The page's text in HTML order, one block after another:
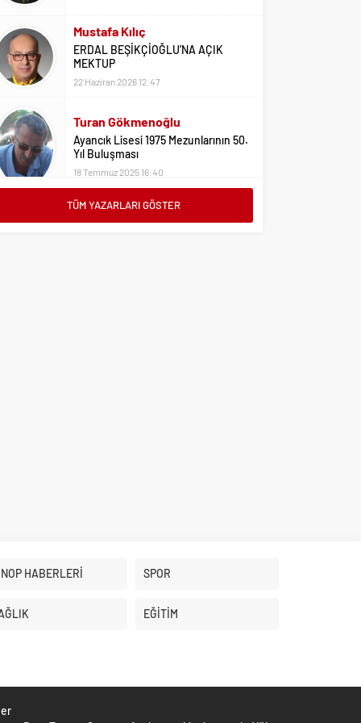
ERDAL BEŞİKÇİOĞLU’NA AÇIK
MEKTUP
22 Haziran 2026 12:47
Ayancık Lisesi 1975 Mezunlarının 50.
Yıl Buluşması
18 Temmuz 2025 16:40
Adil Yıldız
TÜM YAZARLARI GÖSTER
HABERLERİ SPOR
EĞİTİM